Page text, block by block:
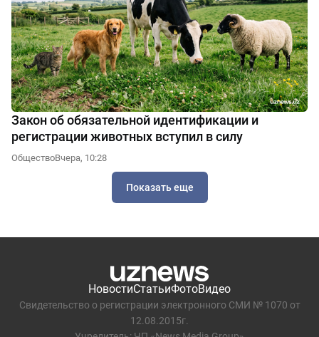
Закон об обязательной идентификации и
регистрации животных вступил в силу
ОбществоВчера, 10:28
Показать еще
НовостиСтатьиФотоВидео
Свидетельство о регистрации электронного СМИ № 1070 от
12.08.2015г.